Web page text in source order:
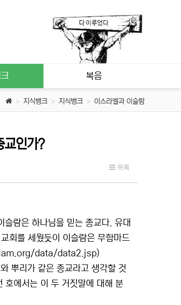
복음
지식뱅크 지식뱅크 이스라엘과 이슬람
교인가?
목록
람은 하나님을 믿는 종교다. 유대
회를 세웠듯이 이슬람은 무함마드
data/data2.jsp)
뿌리가 같은 종교라고 생각할 것
호에서는 이 두 거짓말에 대해 분